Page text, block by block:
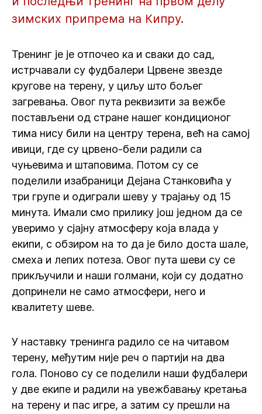
зимских припрема на Кипру.
Тренинг је је отпочео ка и сваки до сад,
истрчавали су фудбалери Црвене звезде
кругове на терену, у циљу што бољег
загревања. Овог пута реквизити за вежбе
постављени од стране нашег кондиционог
тима нису били на центру терена, већ на самој
ивици, где су црвено-бели радили са
чуњевима и штаповима. Потом су се
поделили изабраници Дејана Станковића у
три групе и одиграли шеву у трајању од 15
минута. Имали смо прилику још једном да се
уверимо у сјајну атмосферу која влада у
екипи, с обзиром на то да је било доста шале,
смеха и лепих потеза. Овог пута шеви су се
прикључили и наши голмани, који су додатно
допринели не само атмосфери, него и
квалитету шеве.
У наставку тренинга радило се на читавом
терену, међутим није реч о партији на два
гола. Поново су се поделили наши фудбалери
у две екипе и радили на увежбавању кретања
на терену и пас игре, а затим су прешли на